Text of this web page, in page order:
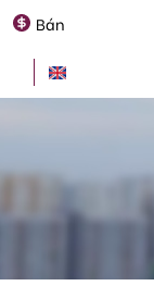
Bán